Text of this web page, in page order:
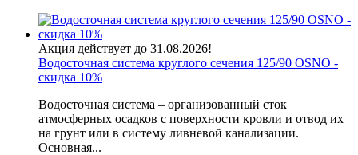
Акция действует до 31.08.2026!
Водосточная система круглого сечения 125/90 OSNO -
скидка 10%
Водосточная система – организованный сток
атмосферных осадков с поверхности кровли и отвод их
на грунт или в систему ливневой канализации.
Основная...